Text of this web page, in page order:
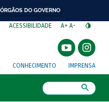
ÓRGÃOS DO GOVERNO
ACESSIBILIDADE A+ A-
CONHECIMENTO IMPRENSA